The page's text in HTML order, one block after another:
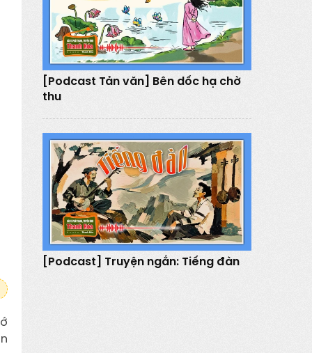
[Podcast Tản văn] Bên dốc hạ chờ
thu
[Podcast] Truyện ngắn: Tiếng đàn